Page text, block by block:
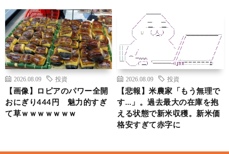
2026.08.09 投資
【画像】ロピアのパワー全開
おにぎり444円 魅力的すぎ
2026.08.09 投資
【悲報】米農家「もう無理で
す…」。過去最大の在庫を抱
える状態で新米収穫。新米価